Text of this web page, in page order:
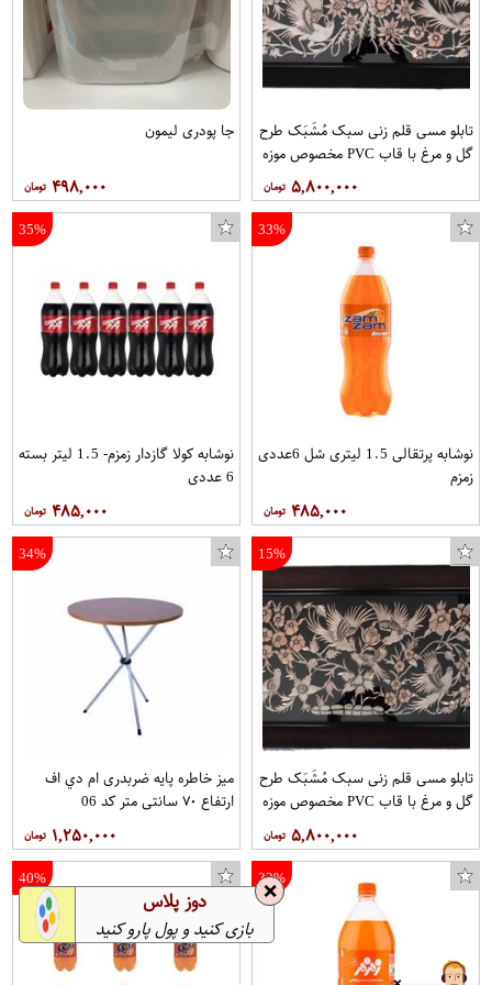
تابلو مسی قلم زنی سبک مُشَبَک طرح
گل و مرغ با قاب PVC مخصوص موزه
برند قلمستان فروشگاه قلمستان
۵,۸۰۰,۰۰۰
جا پودری لیمون
۴۹۸,۰۰۰
33%
نوشابه پرتقالی 1.5 لیتری شل 6عددی
زمزم
۴۸۵,۰۰۰
35%
نوشابه کولا گازدار زمزم- 1.5 لیتر بسته
6 عددی
۴۸۵,۰۰۰
15%
تابلو مسی قلم زنی سبک مُشَبَک طرح
گل و مرغ با قاب PVC مخصوص موزه
برند قلمستان فروشگاه قلمستان
۵,۸۰۰,۰۰۰
34%
میز خاطره پایه ضربدری ام دي اف
ارتفاع ٧٠ سانتي متر کد 06
۱,۲۵۰,۰۰۰
33%
40% ❌ دوز پلاس
بازی کنید و پول پارو کنید